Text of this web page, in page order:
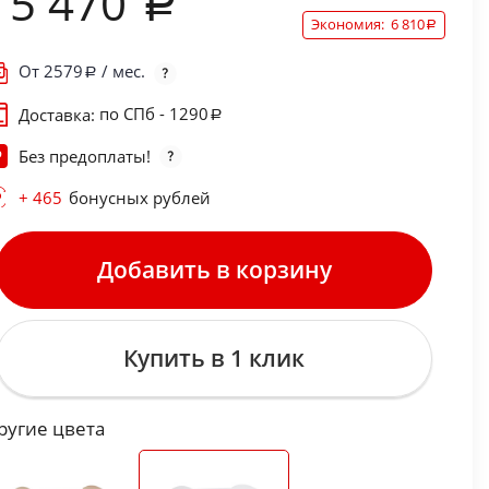
Экономия: 6 810
От 2579
/ мес.
Доставка: по СПб - 1290
Без предоплаты!
+ 465 бонусных рублей
Добавить в корзину
Купить в 1 клик
цвета